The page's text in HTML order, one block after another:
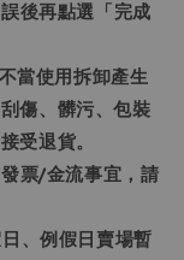
後再點選「完成
當使用拆卸產生
傷、髒污、包裝
受退貨。
票/金流事宜，請
、例假日賣場暫